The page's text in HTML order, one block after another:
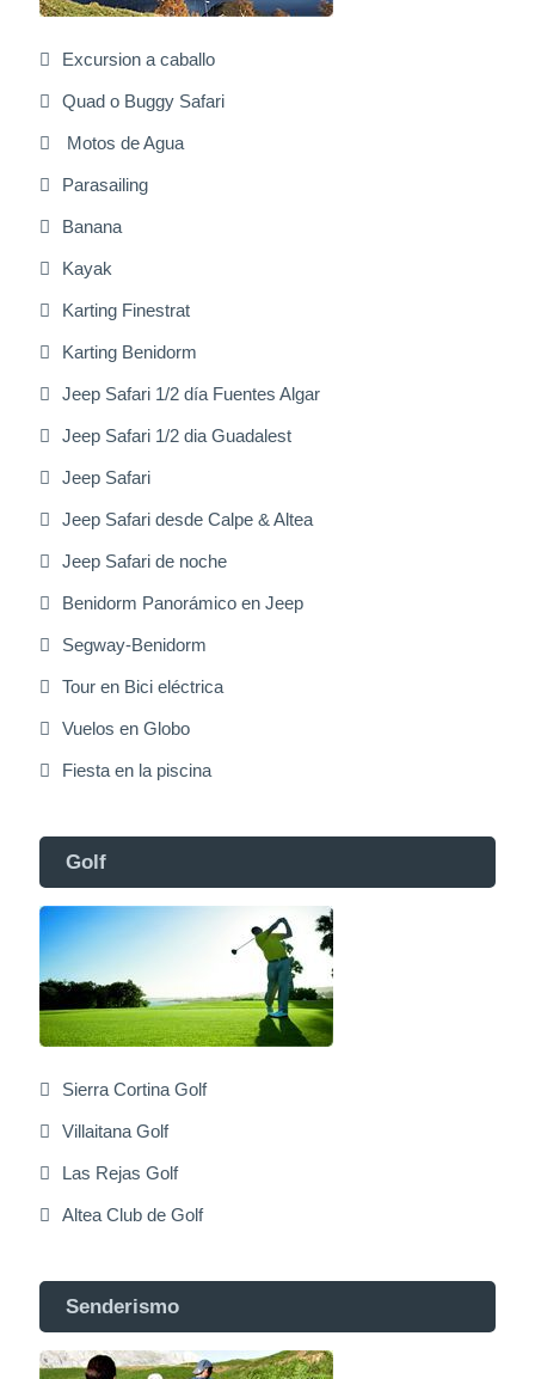
Excursion a caballo
Quad o Buggy Safari
Motos de Agua
Parasailing
Banana
Kayak
Karting Finestrat
Karting Benidorm
Jeep Safari 1/2 día Fuentes Algar
Jeep Safari 1/2 dia Guadalest
Jeep Safari
Jeep Safari desde Calpe & Altea
Jeep Safari de noche
Benidorm Panorámico en Jeep
Segway-Benidorm
Tour en Bici eléctrica
Vuelos en Globo
Fiesta en la piscina
Golf
Sierra Cortina Golf
Villaitana Golf
Las Rejas Golf
Altea Club de Golf
Senderismo